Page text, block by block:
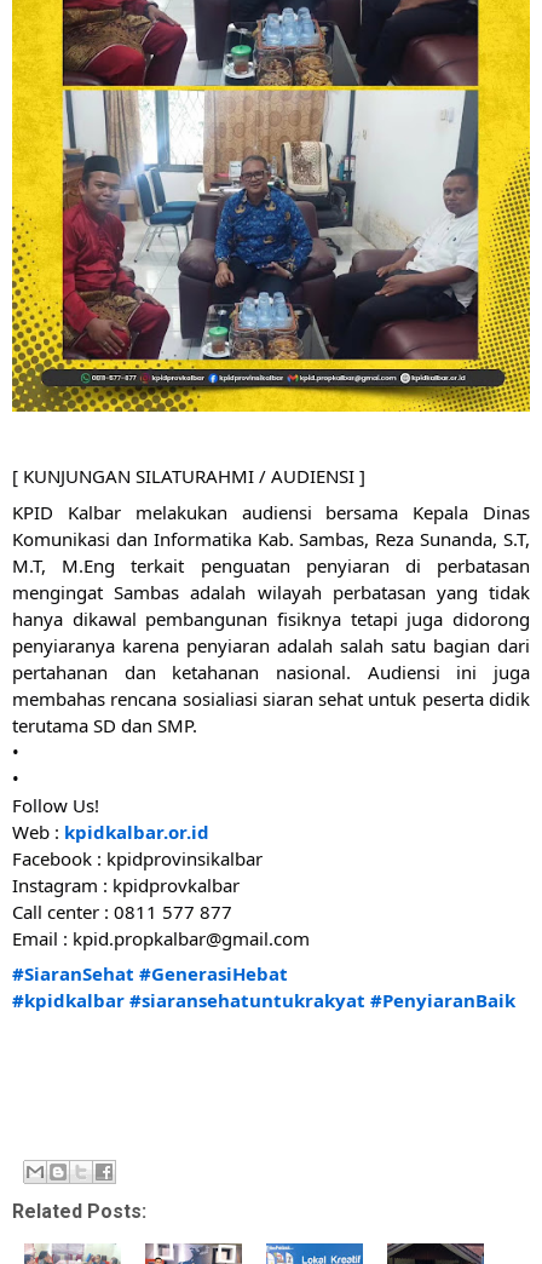
[ KUNJUNGAN SILATURAHMI / AUDIENSI ]
KPID Kalbar melakukan audiensi bersama Kepala Dinas
Komunikasi dan Informatika Kab. Sambas, Reza Sunanda, S.T,
M.T, M.Eng terkait penguatan penyiaran di perbatasan
mengingat Sambas adalah wilayah perbatasan yang tidak
hanya dikawal pembangunan fisiknya tetapi juga didorong
penyiaranya karena penyiaran adalah salah satu bagian dari
pertahanan dan ketahanan nasional. Audiensi ini juga
membahas rencana sosialiasi siaran sehat untuk peserta didik
terutama SD dan SMP.
•
•
Follow Us!
Web : kpidkalbar.or.id
Facebook : kpidprovinsikalbar
Instagram : kpidprovkalbar
Call center : 0811 577 877
Email : kpid.propkalbar@gmail.com
#SiaranSehat #GenerasiHebat
#kpidkalbar #siaransehatuntukrakyat #PenyiaranBaik
Related Posts: